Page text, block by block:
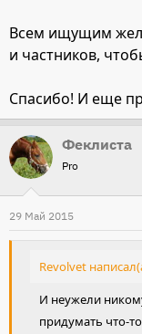
Всем ищущим
и частников,
Спасибо! И еще
Феклиста
Pro
29 Май 2015
Revolvet
И неужели
придумать что-